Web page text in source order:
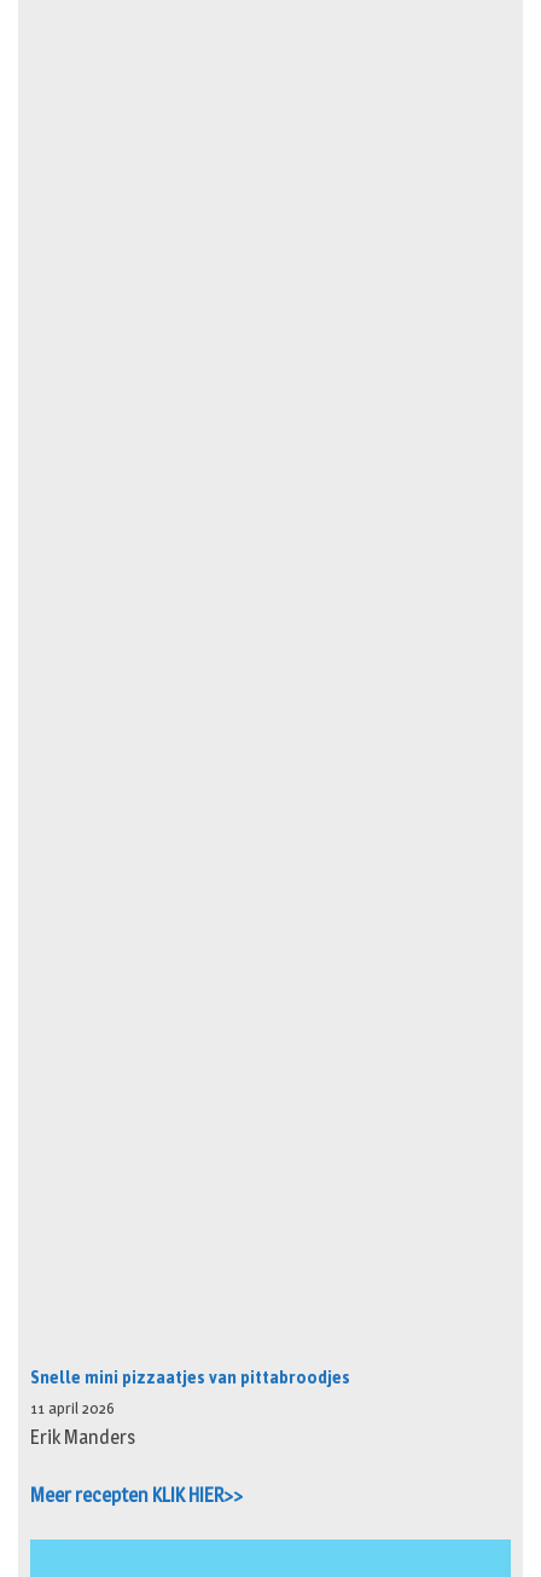
Snelle mini pizzaatjes van pittabroodjes
11 april 2026
Erik Manders
Meer recepten KLIK HIER>>